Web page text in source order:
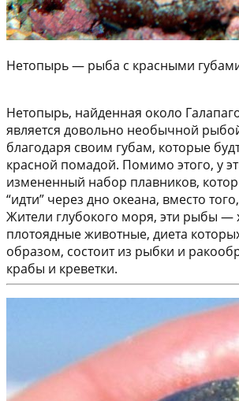
Нетопырь — рыба с красными
Нетопырь, найденная около
является довольно необычной
благодаря своим губам, которые
красной помадой. Помимо этого, у
измененный набор плавников,
“идти” через дно океана, вместо
Жители глубокого моря, эти рыбы
плотоядные животные, диета
образом, состоит из рыбки и
крабы и креветки.